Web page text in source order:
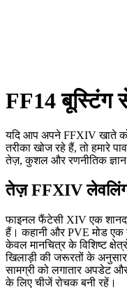
FF14 बूस्टिंग
यदि आप अपने FFXIV खाते
तरीका खोज रहे हैं, तो हमारे
तेज़, कुशल और रणनीतिक
तेज़ FFXIV
फाइनल फैंटेसी XIV एक
हैं। कहानी और PVE मोड
केवल मानचित्र के विशिष्ट
खिलाड़ी की जरूरतों के
सामग्री को लगातार अपडेट
के लिए चीजें रोचक बनी रहें।